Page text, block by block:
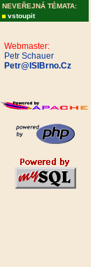
NEVEŘEJNÁ TÉMATA:
vstoupit
Webmaster:
Petr Schauer
Petr@ISIBrno.Cz